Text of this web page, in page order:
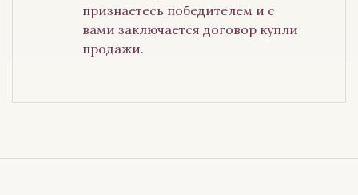
признаетесь победителем и с
вами заключается договор купли
продажи.